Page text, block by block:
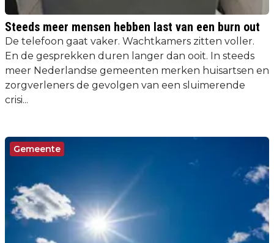
Steeds meer mensen hebben last van een burn out
De telefoon gaat vaker. Wachtkamers zitten voller.
En de gesprekken duren langer dan ooit. In steeds
meer Nederlandse gemeenten merken huisartsen en
zorgverleners de gevolgen van een sluimerende
crisi...
Gemeente